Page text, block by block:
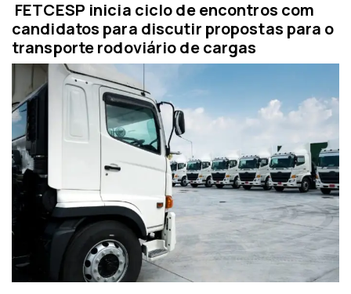
FETCESP inicia ciclo de encontros com
candidatos para discutir propostas para o
transporte rodoviário de cargas